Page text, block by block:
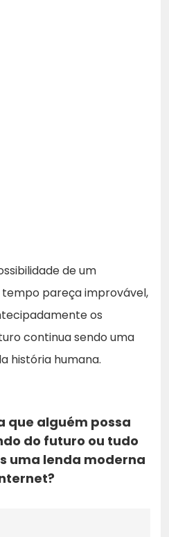
de um
pareça improvável,
os
continua sendo uma
história humana.
que alguém possa
do futuro ou tudo
uma lenda moderna